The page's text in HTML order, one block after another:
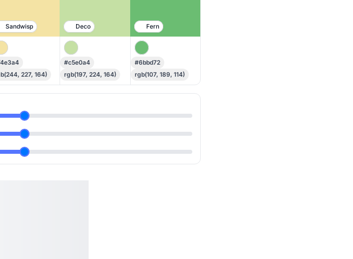
Sandwisp Deco Fern
227, 164)
#c5e0a4
rgb(197, 224, 164)
#6bbd72
rgb(107, 189, 114)